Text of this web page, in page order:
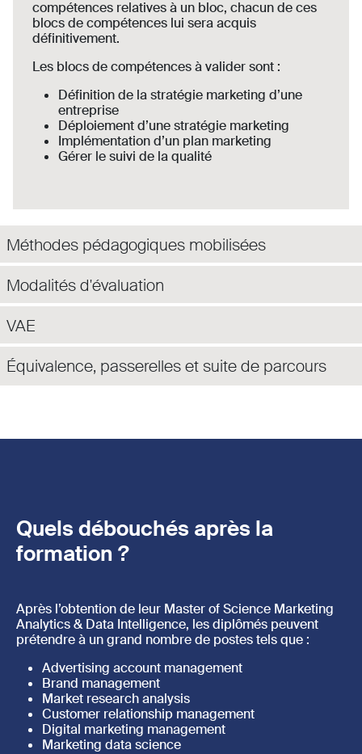
compétences relatives à un bloc, chacun de ces
blocs de compétences lui sera acquis
définitivement.
Les blocs de compétences à valider sont :
Définition de la stratégie marketing d’une
entreprise
Déploiement d’une stratégie marketing
Implémentation d’un plan marketing
Gérer le suivi de la qualité
Méthodes pédagogiques mobilisées
Modalités d'évaluation
VAE
Équivalence, passerelles et suite de parcours
Quels débouchés après la
formation ?
Après l’obtention de leur Master of Science Marketing
Analytics & Data Intelligence, les diplômés peuvent
prétendre à un grand nombre de postes tels que :
Advertising account management
Brand management
Market research analysis
Customer relationship management
Digital marketing management
Marketing data science